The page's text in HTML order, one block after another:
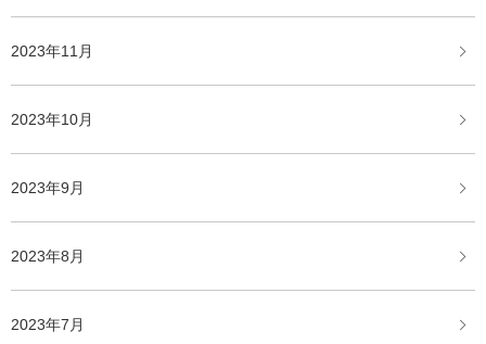
2023年11月
2023年10月
2023年9月
2023年8月
2023年7月